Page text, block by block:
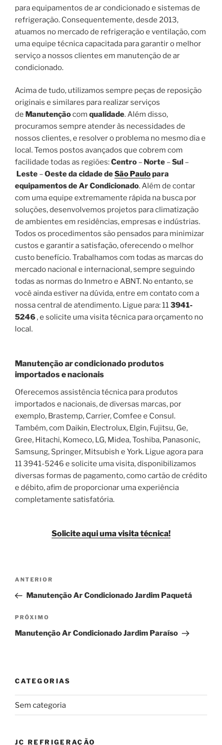
para equipamentos de ar condicionado e sistemas de
refrigeração. Consequentemente, desde 2013,
atuamos no mercado de refrigeração e ventilação, com
uma equipe técnica capacitada para garantir o melhor
serviço a nossos clientes em manutenção de ar
condicionado.
Acima de tudo, utilizamos sempre peças de reposição
originais e similares para realizar serviços
de Manutençãocom qualidade. Além disso,
procuramos sempre atender às necessidades de
nossos clientes, e resolver o problema no mesmo dia e
local. Temos postos avançados que cobrem com
facilidade todas as regiões:Centro – Norte –Sul –
Leste –Oeste da cidade deSão Paulopara
equipamentos de Ar Condicionado. Além de contar
com uma equipe extremamente rápida na busca por
soluções, desenvolvemos projetos para climatização
de ambientes em residências, empresas e indústrias.
Todos os procedimentos são pensados para minimizar
custos e garantir a satisfação, oferecendo o melhor
custo benefício. Trabalhamos com todas as marcas do
mercado nacional e internacional, sempre seguindo
todas as normas do Inmetro e ABNT. No entanto, se
você ainda estiver na dúvida, entre em contato com a
nossa central de atendimento. Ligue para: 113941-
5246, e solicite uma visita técnica para orçamento no
local.
Manutenção ar condicionado produtos
importados e nacionais
Oferecemos assistência técnica para produtos
importados e nacionais, de diversas marcas, por
exemplo, Brastemp, Carrier, Comfee e Consul.
Também, com Daikin, Electrolux, Elgin, Fujitsu, Ge,
Gree, Hitachi, Komeco, LG, Midea, Toshiba, Panasonic,
Samsung, Springer, Mitsubish e York. Ligue agora para
11 3941-5246 e solicite uma visita, disponibilizamos
diversas formas de pagamento, como cartão de crédito
e débito, afim de proporcionar uma experiência
completamente satisfatória.
Solicite aqui uma visita técnica!
Navegação
Post
Post
anterior
ANTERIOR
Manutenção Ar Condicionado Jardim Paquetá
Próximo
post
PRÓXIMO
Manutenção Ar Condicionado Jardim Paraíso
CATEGORIAS
Sem categoria
JC REFRIGERAÇÃO